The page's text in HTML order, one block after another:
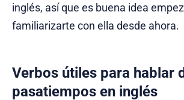
inglés, así que es buena idea
familiarizarte con ella desde ahora.
Verbos útiles para hablar
pasatiempos en inglés